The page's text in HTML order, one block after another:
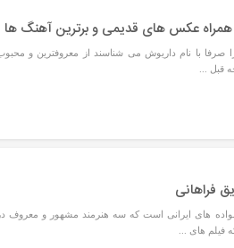
همراه عکس های قدیمی و برترین آهنگ ها
را صرفا با نام داریوش می شناسند از معروفترین و
قبل ...
فراهانی
های ایرانی است که سه هنرمند مشهور و معروف در
فیلم های ...